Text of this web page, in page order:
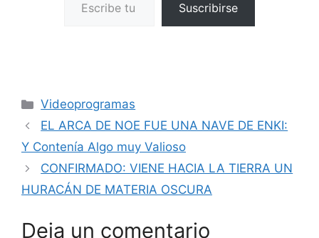
Suscribirse
Categorías
Videoprogramas
EL ARCA DE NOE FUE UNA NAVE DE ENKI:
Y Contenía Algo muy Valioso
CONFIRMADO: VIENE HACIA LA TIERRA UN
HURACÁN DE MATERIA OSCURA
Deja un comentario